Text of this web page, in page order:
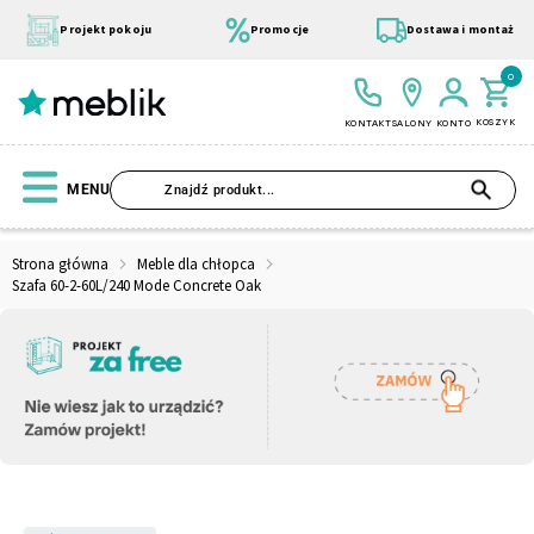
treści
Projekt pokoju Promocje Dostawa i montaż
KONTAKTSALONY KONTO KOSZYK
0
MENU
Strona główna
Meble dla chłopca
Szafa 60-2-60L/240 Mode Concrete Oak
Wszystkie Kolekcje
Szafa
Materace